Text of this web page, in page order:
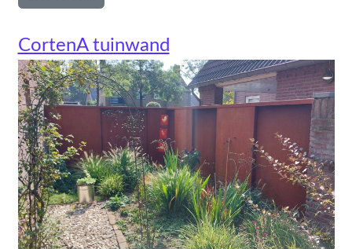
CortenA tuinwand